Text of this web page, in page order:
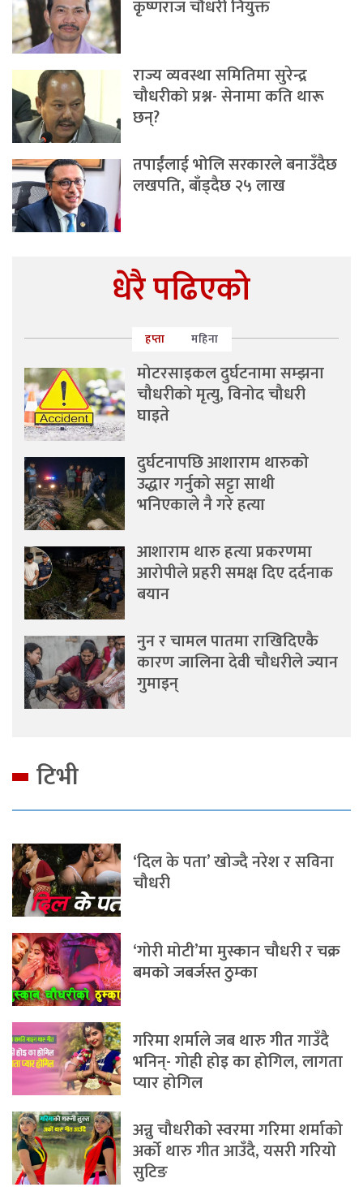
कृष्णराज चौधरी नियुक्त
राज्य व्यवस्था समितिमा सुरेन्द्र
चौधरीको प्रश्न- सेनामा कति थारू
छन्?
तपाईंलाई भोलि सरकारले बनाउँदैछ
लखपति, बाँड्दैछ २५ लाख
धेरै पढिएको
हप्ता महिना
मोटरसाइकल दुर्घटनामा सम्झना
चौधरीको मृत्यु, विनोद चौधरी
घाइते
दुर्घटनापछि आशाराम थारुको
उद्धार गर्नुको सट्टा साथी
भनिएकाले नै गरे हत्या
आशाराम थारु हत्या प्रकरणमा
आरोपीले प्रहरी समक्ष दिए दर्दनाक
बयान
नुन र चामल पातमा राखिदिएकै
कारण जालिना देवी चौधरीले ज्यान
गुमाइन्
टिभी
‘दिल के पता’ खोज्दै नरेश र सविना
चौधरी
‘गोरी मोटी’मा मुस्कान चौधरी र चक्र
बमको जबर्जस्त ठुम्का
गरिमा शर्माले जब थारु गीत गाउँदै
भनिन्- गोही होइ का होगिल, लागता
प्यार होगिल
अन्नु चौधरीको स्वरमा गरिमा शर्माको
अर्को थारु गीत आउँदै, यसरी गरियो
सुटिङ